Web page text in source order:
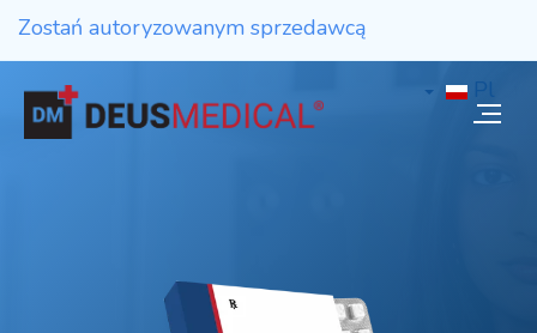
Zostań autoryzowanym sprzedawcą
Pl